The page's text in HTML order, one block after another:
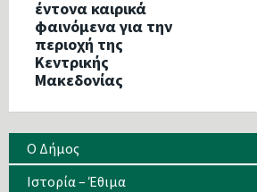
έντονα καιρικά
φαινόμενα για την
περιοχή της
Κεντρικής
Μακεδονίας
Ο Δήμος
Ιστορία – Έθιμα